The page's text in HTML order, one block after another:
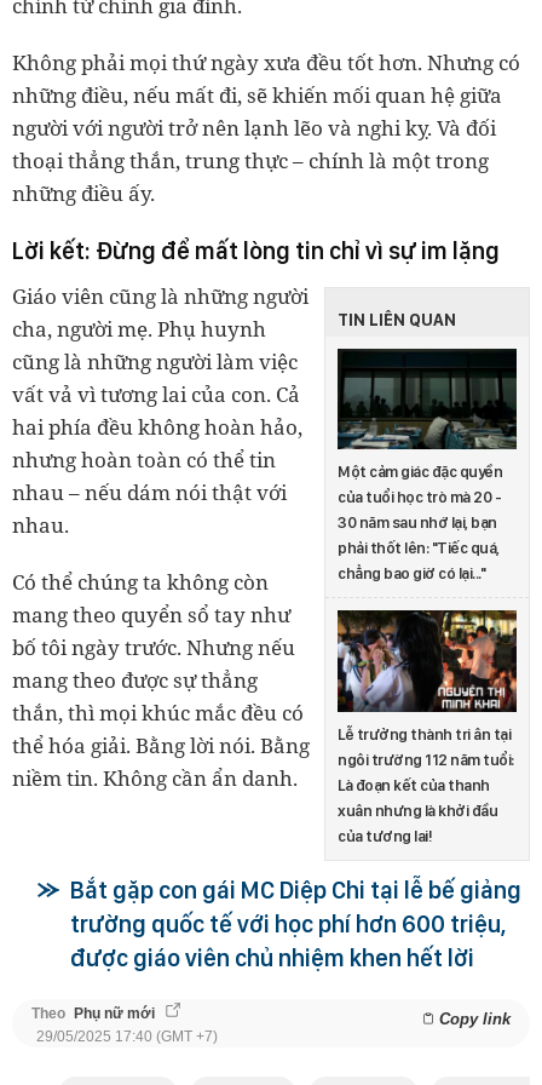
Không phải mọi thứ ngày xưa đều tốt hơn. Nhưng có
những điều, nếu mất đi, sẽ khiến mối quan hệ giữa
người với người trở nên lạnh lẽo và nghi kỵ. Và đối
thoại thẳng thắn, trung thực – chính là một trong
những điều ấy.
Lời kết: Đừng để mất lòng tin chỉ vì sự im lặng
TIN LIÊN QUAN
Một cảm giác đặc quyền
của tuổi học trò mà 20 -
30 năm sau nhớ lại, bạn
phải thốt lên: "Tiếc quá,
chẳng bao giờ có lại..."
Lễ trưởng thành tri ân tại
ngôi trường 112 năm tuổi:
Là đoạn kết của thanh
xuân nhưng là khởi đầu
của tương lai!
Giáo viên cũng là những người
cha, người mẹ. Phụ huynh
cũng là những người làm việc
vất vả vì tương lai của con. Cả
hai phía đều không hoàn hảo,
nhưng hoàn toàn có thể tin
nhau – nếu dám nói thật với
nhau.
Có thể chúng ta không còn
mang theo quyển sổ tay như
bố tôi ngày trước. Nhưng nếu
mang theo được sự thẳng
thắn, thì mọi khúc mắc đều có
thể hóa giải. Bằng lời nói. Bằng
niềm tin. Không cần ẩn danh.
Bắt gặp con gái MC Diệp Chi tại lễ bế giảng
trường quốc tế với học phí hơn 600 triệu,
được giáo viên chủ nhiệm khen hết lời
Theo Phụ nữ mới Copy link
29/05/2025 17:40 (GMT +7)